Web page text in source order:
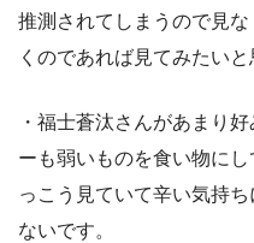
推測されてしまうので見
くのであれば見てみたいと
・福士蒼汰さんがあまり
ーも弱いものを食い物に
っこう見ていて辛い気持
ないです。